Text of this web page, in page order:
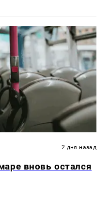
2 дня назад
вновь остался